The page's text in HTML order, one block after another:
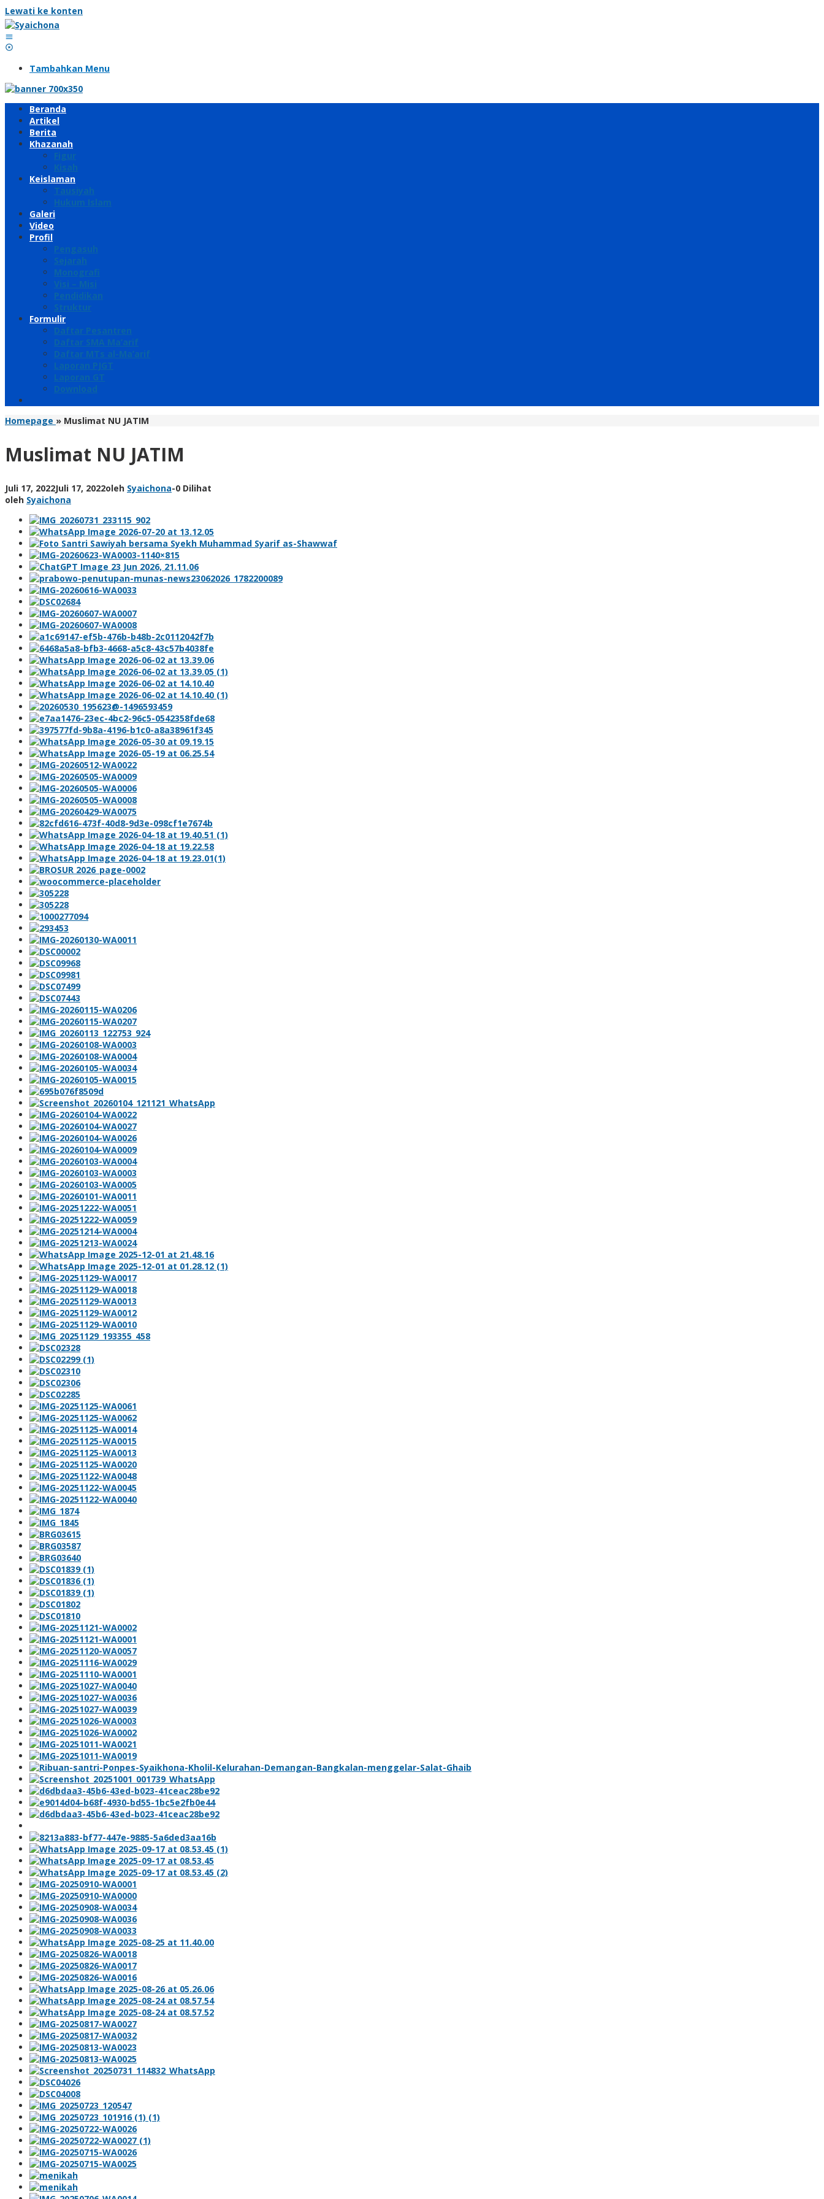
Lewati ke konten
Tambahkan Menu
Beranda
Artikel
Berita
Khazanah
Figur
Kisah
Keislaman
Tausiyah
Hukum Islam
Galeri
Video
Profil
Pengasuh
Sejarah
Monografi
Visi – Misi
Pendidikan
Struktur
Formulir
Daftar Pesantren
Daftar SMA Ma’arif
Daftar MTs al-Ma’arif
Laporan PJGT
Laporan GT
Download
Homepage » Muslimat NU JATIM
Muslimat NU JATIM
Juli 17, 2022Juli 17, 2022oleh Syaichona-0 Dilihat
oleh Syaichona